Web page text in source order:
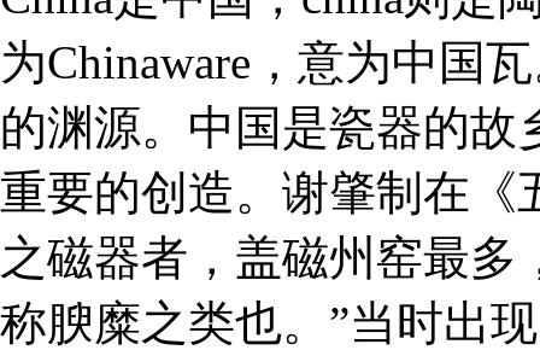
为Chinaware，意为中国
的渊源。中国是瓷器的
重要的创造。谢肇制在《
之磁器者，盖磁州窑最
称腴糜之类也。”当时出